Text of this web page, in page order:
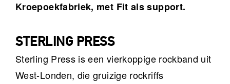
Kroepoekfabriek, met Fit als support.
STERLING PRESS
Sterling Press is een vierkoppige rockband uit
West-Londen, die gruizige rockriffs